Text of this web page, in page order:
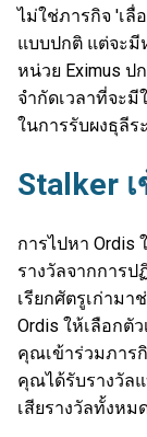
ไม่ใช่ภารกิจ 'เลื่
แบบปกติ แต่จะมี
หน่วย Eximus ป
จำกัดเวลาที่จะมี
ในการรับผงธุลีร
Stalker
การไปหา Ordis
รางวัลจากการ
เรียกศัตรูเก่าม
Ordis ให้เลือกตัว
คุณเข้าร่วมภาร
คุณได้รับรางวัล
เสียรางวัลทั้งห